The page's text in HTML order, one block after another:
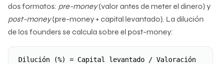
dos formatos: pre-money(valor antes de meter el dinero) y
post-money(pre-money + capital levantado). La dilución
de los founders se calcula sobre el post-money:
Dilución (%) = Capital levantado / Valoración